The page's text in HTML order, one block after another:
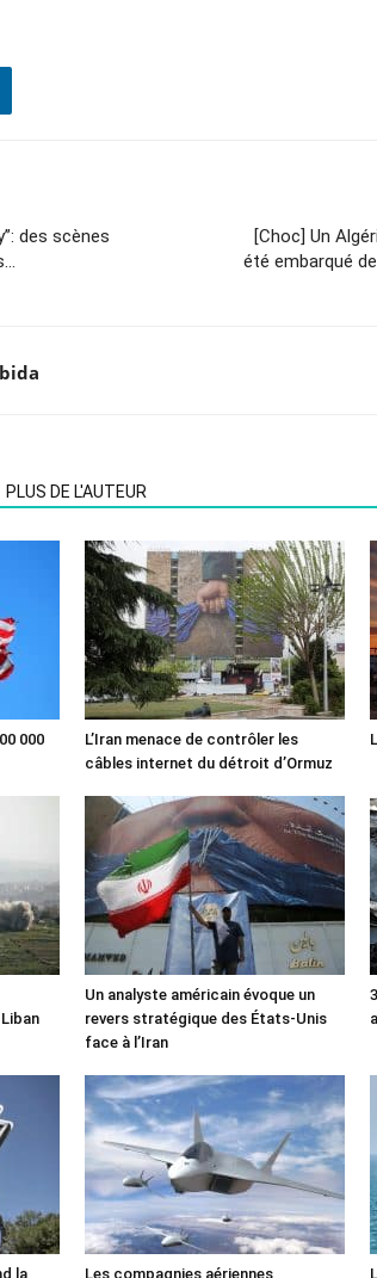
des scènes
[Choc] Un
été embarqué
PLUS DE L'AUTEUR
000
L’Iran menace de contrôler les
câbles internet du détroit d’Ormuz
Un analyste américain évoque un
revers stratégique des États-Unis
face à l’Iran
la Les compagnies aériennes